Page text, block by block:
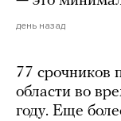
день назад
77 срочников
области во
году. Еще